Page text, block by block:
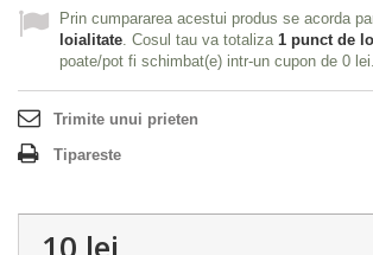
Prin cumpararea acestui produs se acorda
loialitate . Cosul tau va totaliza 1 punct de
poate/pot fi schimbat(e) intr-un cupon de 0 lei
Trimite unui prieten
Tipareste